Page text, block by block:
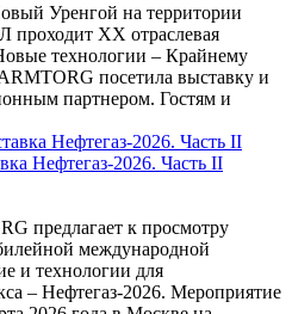
Уренгой на территории
проходит XX отраслевая
технологии – Крайнему
посетила выставку и
партнером. Гостям и
Нефтегаз-2026. Часть II
предлагает к просмотру
международной
и технологии для
– Нефтегаз-2026. Мероприятие